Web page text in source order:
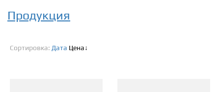
Продукция
Сортировка: Дата Цена